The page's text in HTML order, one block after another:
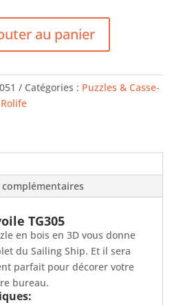
au panier
Catégories : Puzzles & Casse-
Rolife
TG305
en bois en 3D vous donne
du Sailing Ship. Et il sera
parfait pour décorer votre
bureau.